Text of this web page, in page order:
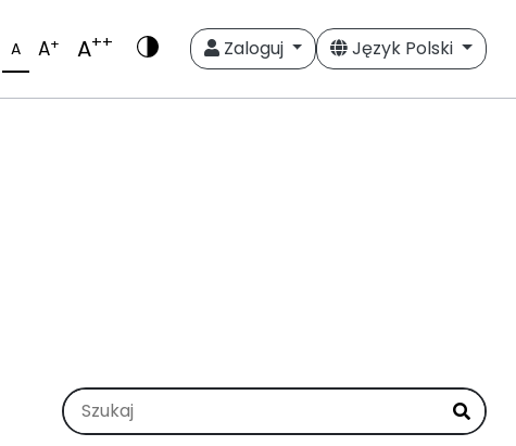
A A+ A++ Zaloguj Język Polski